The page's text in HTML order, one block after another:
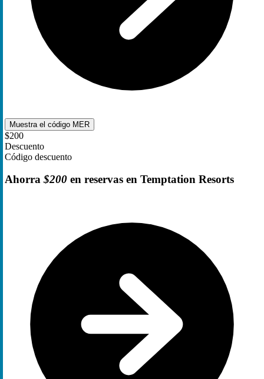
Muestra el código MER
$200
Descuento
Código descuento
Ahorra $200 en reservas en Temptation Resorts